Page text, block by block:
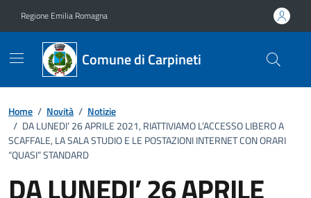
Regione Emilia Romagna
Comune di Carpineti
Home / Novità / Notizie
/ DA LUNEDI’ 26 APRILE 2021, RIATTIVIAMO L’ACCESSO LIBERO A
SCAFFALE, LA SALA STUDIO E LE POSTAZIONI INTERNET CON ORARI
“QUASI” STANDARD
DA LUNEDI’ 26 APRILE